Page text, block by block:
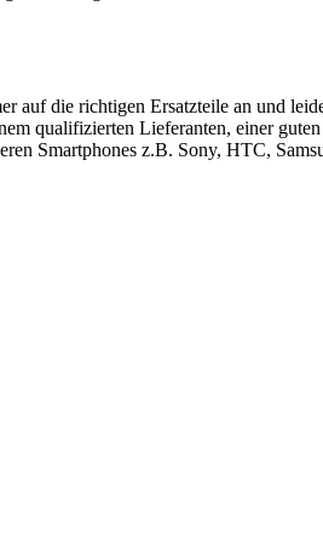
auf die richtigen Ersatzteile an und
qualifizierten Lieferanten, einer
Smartphones z.B. Sony, HTC,